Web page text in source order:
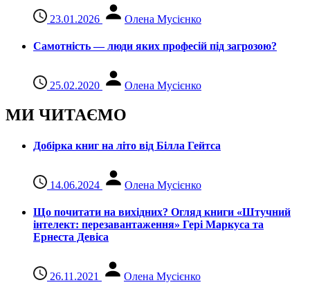
23.01.2026 Олена Мусієнко
Самотність — люди яких професій під загрозою?
25.02.2020 Олена Мусієнко
МИ ЧИТАЄМО
Добірка книг на літо від Білла Гейтса
14.06.2024 Олена Мусієнко
Що почитати на вихідних? Огляд книги «Штучний
інтелект: перезавантаження» Гері Маркуса та
Ернеста Девіса
26.11.2021 Олена Мусієнко